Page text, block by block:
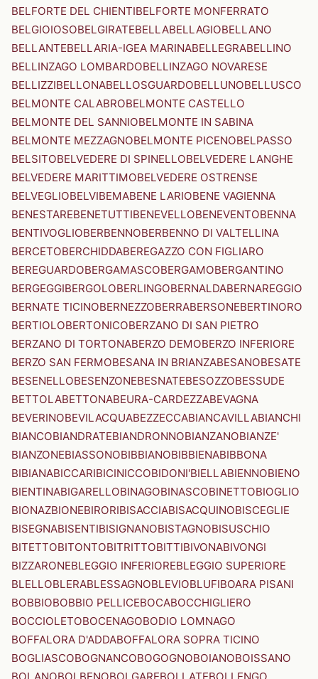
BELFORTE DEL CHIENTIBELFORTE MONFERRATO
BELGIOIOSOBELGIRATEBELLABELLAGIOBELLANO
BELLANTEBELLARIA-IGEA MARINABELLEGRABELLINO
BELLINZAGO LOMBARDOBELLINZAGO NOVARESE
BELLIZZIBELLONABELLOSGUARDOBELLUNOBELLUSCO
BELMONTE CALABROBELMONTE CASTELLO
BELMONTE DEL SANNIOBELMONTE IN SABINA
BELMONTE MEZZAGNOBELMONTE PICENOBELPASSO
BELSITOBELVEDERE DI SPINELLOBELVEDERE LANGHE
BELVEDERE MARITTIMOBELVEDERE OSTRENSE
BELVEGLIOBELVIBEMABENE LARIOBENE VAGIENNA
BENESTAREBENETUTTIBENEVELLOBENEVENTOBENNA
BENTIVOGLIOBERBENNOBERBENNO DI VALTELLINA
BERCETOBERCHIDDABEREGAZZO CON FIGLIARO
BEREGUARDOBERGAMASCOBERGAMOBERGANTINO
BERGEGGIBERGOLOBERLINGOBERNALDABERNAREGGIO
BERNATE TICINOBERNEZZOBERRABERSONEBERTINORO
BERTIOLOBERTONICOBERZANO DI SAN PIETRO
BERZANO DI TORTONABERZO DEMOBERZO INFERIORE
BERZO SAN FERMOBESANA IN BRIANZABESANOBESATE
BESENELLOBESENZONEBESNATEBESOZZOBESSUDE
BETTOLABETTONABEURA-CARDEZZABEVAGNA
BEVERINOBEVILACQUABEZZECCABIANCAVILLABIANCHI
BIANCOBIANDRATEBIANDRONNOBIANZANOBIANZE'
BIANZONEBIASSONOBIBBIANOBIBBIENABIBBONA
BIBIANABICCARIBICINICCOBIDONI'BIELLABIENNOBIENO
BIENTINABIGARELLOBINAGOBINASCOBINETTOBIOGLIO
BIONAZBIONEBIRORIBISACCIABISACQUINOBISCEGLIE
BISEGNABISENTIBISIGNANOBISTAGNOBISUSCHIO
BITETTOBITONTOBITRITTOBITTIBIVONABIVONGI
BIZZARONEBLEGGIO INFERIOREBLEGGIO SUPERIORE
BLELLOBLERABLESSAGNOBLEVIOBLUFIBOARA PISANI
BOBBIOBOBBIO PELLICEBOCABOCCHIGLIERO
BOCCIOLETOBOCENAGOBODIO LOMNAGO
BOFFALORA D'ADDABOFFALORA SOPRA TICINO
BOGLIASCOBOGNANCOBOGOGNOBOIANOBOISSANO